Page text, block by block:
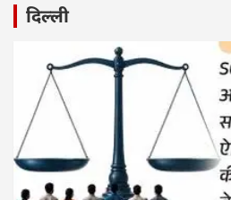
दिल्ली